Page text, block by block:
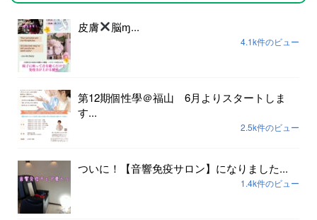
皮膚 脳ɱ...
4.1k件のビュー
第12期個性學＠福山 6月よりスタートしま
す...
2.5k件のビュー
ついに！【音響免疫サロン】になりました...
1.4k件のビュー